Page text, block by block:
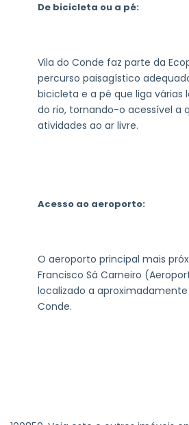
De bicicleta ou a pé:
Vila do Conde faz parte da
percurso paisagístico
bicicleta e a pé que liga várias
do rio, tornando-o acessível a
atividades ao ar livre.
Acesso ao aeroporto:
O aeroporto principal mais
Francisco Sá Carneiro
localizado a aproximadamente
Conde.